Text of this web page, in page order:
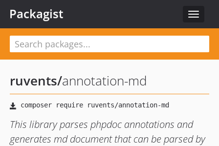
Toggle
Packagist
ruvents/annotation-md
This library parses phpdoc annotations and
generates md document that can be parsed by